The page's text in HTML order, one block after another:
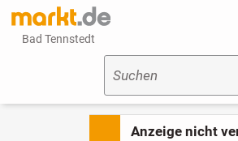
Bad Tennstedt
Anzeige nicht
Suchen